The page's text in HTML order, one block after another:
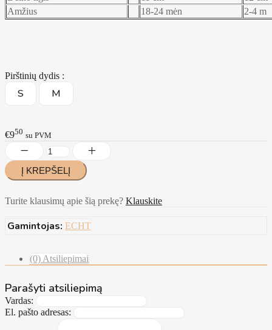
Amžius
18-24 mėn 2-4 m
Pirštinių dydis :
S M
€950 su PVM
Turite klausimų apie šią prekę? Klauskite
Gamintojas: ECHT
(0) Atsiliepimai
Parašyti atsiliepimą
Vardas:
El. pašto adresas: